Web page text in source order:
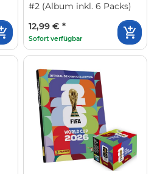
#2 (Album inkl. 6 Packs)
12,99 € *
Sofort verfügbar